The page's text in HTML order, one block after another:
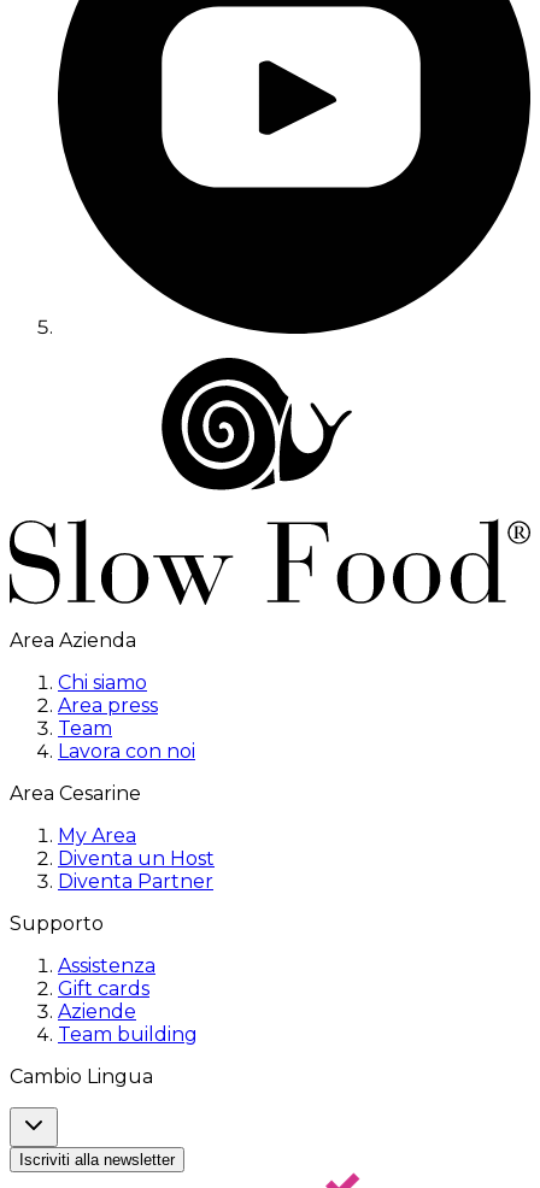
Area Azienda
Chi siamo
Area press
Team
Lavora con noi
Area Cesarine
My Area
Diventa un Host
Diventa Partner
Supporto
Assistenza
Gift cards
Aziende
Team building
Cambio Lingua
Iscriviti alla newsletter